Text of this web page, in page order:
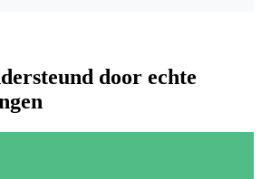
door echte